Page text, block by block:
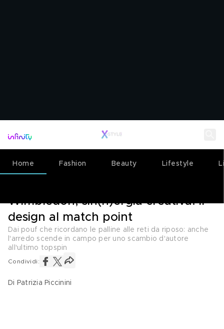
Home Fashion Beauty Lifestyle
Wimbledon, sin(n)ergia creativa: il
design al match point
Dai pouf che ricordano le palline alle reti da riposo: anche
l'arredo scende in campo per uno scambio d'autore
all'ultimo topspin
Condividi:
Di Patrizia Piccinini